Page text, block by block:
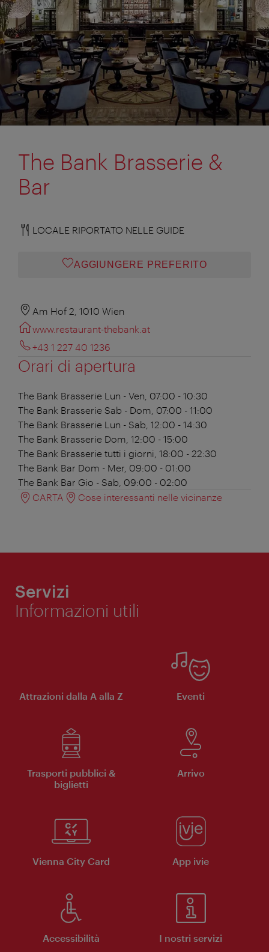
The Bank Brasserie &
Bar
LOCALE RIPORTATO NELLE GUIDE
AGGIUNGERE PREFERITO
Am Hof 2, 1010 Wien
www.restaurant-thebank.at
+43 1 227 40 1236
Orari di apertura
The Bank Brasserie Lun - Ven, 07:00 - 10:30
The Bank Brasserie Sab - Dom, 07:00 - 11:00
The Bank Brasserie Lun - Sab, 12:00 - 14:30
The Bank Brasserie Dom, 12:00 - 15:00
The Bank Brasserie tutti i giorni, 18:00 - 22:30
The Bank Bar Dom - Mer, 09:00 - 01:00
The Bank Bar Gio - Sab, 09:00 - 02:00
CARTA
Cose interessanti nelle vicinanze
Servizi
Informazioni utili
Attrazioni dalla A alla Z Eventi
Trasporti pubblici &
biglietti
Arrivo
Vienna City Card App ivie
Accessibilità I nostri servizi